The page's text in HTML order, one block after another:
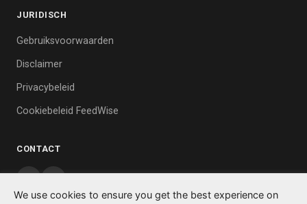
JURIDISCH
Gebruiksvoorwaarden
Disclaimer
Privacybeleid
Cookiebeleid FeedWise
CONTACT
We use cookies to ensure you get the best experience on